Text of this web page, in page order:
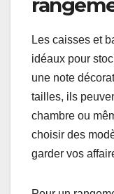
en
Les meubles
en plusieurs
pratiques et
touche
extérieure.